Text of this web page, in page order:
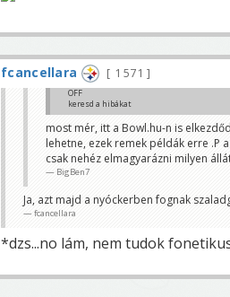
fcancellara 1 571
OFF
keresd a hibákat
😀😀
Höri
most mér, itt a Bowl.hu-n is
lehetne, ezek remek példák erre .P
csak nehéz elmagyarázni milyen
BigBen7
Ja, azt majd a nyóckerben fognak
fcancellara
*dzs...no lám, nem tudok